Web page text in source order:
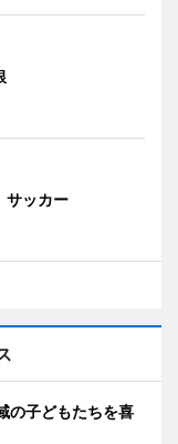
サッカー
の子どもたちを喜